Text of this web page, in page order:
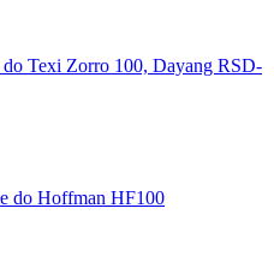
Texi Zorro 100, Dayang RSD-